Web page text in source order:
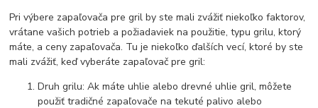
Pri výbere zapaľovača pre gril by ste mali zvážiť niekoľko faktorov,
vrátane vašich potrieb a požiadaviek na použitie, typu grilu, ktorý
máte, a ceny zapaľovača. Tu je niekoľko ďalších vecí, ktoré by ste
mali zvážiť, keď vyberáte zapaľovač pre gril:
Druh grilu: Ak máte uhlie alebo drevné uhlie gril, môžete
použiť tradičné zapaľovače na tekuté palivo alebo